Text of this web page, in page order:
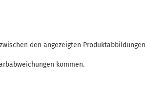
den angezeigten
kommen.